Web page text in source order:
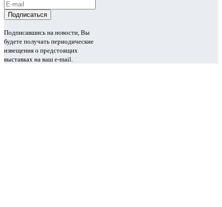
Подписавшись на новости, Вы
будете получать периодические
извещения о предстоящих
выставках на ваш e-mail.